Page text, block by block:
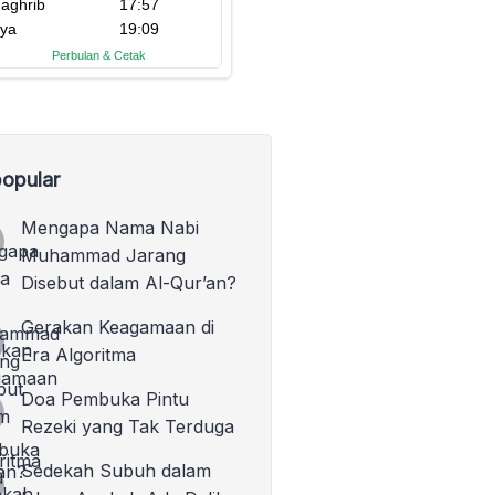
Mengapa Nama Nabi
Muhammad Jarang
Disebut dalam Al-Qur’an?
Gerakan Keagamaan di
Era Algoritma
Doa Pembuka Pintu
Rezeki yang Tak Terduga
Sedekah Subuh dalam